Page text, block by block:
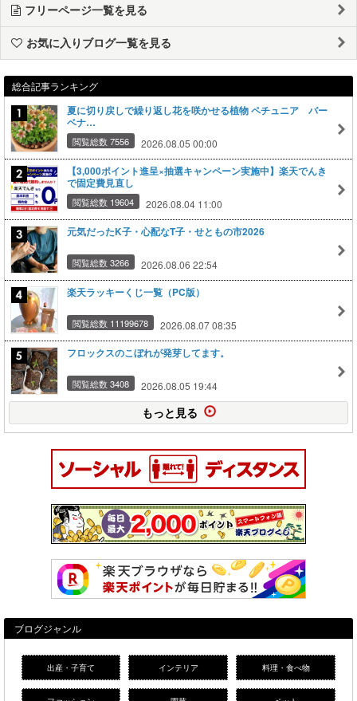
フリーページ一覧を見る
お気に入りブログ一覧を見る
総合記事ランキング
夏に切り戻しで繰り返し花を咲かせる植物 ペチュニア バー
ベナ…
閲覧総数 7556 2026.08.05 00:00
【3,000ポイント進呈×抽選キャンペーン実施中】楽天でんき
で固定費見直し
閲覧総数 19604 2026.08.04 11:00
元気だったK子・心配なT子・せともの市2026
閲覧総数 3266 2026.08.06 22:54
楽天ラッキーくじ一覧（PC版）
閲覧総数 11199678 2026.08.07 08:35
フロックスのこぼれが発芽してます。
閲覧総数 3408 2026.08.05 19:44
もっと見る
ブログジャンル
出産・子育て インテリア 料理・食べ物